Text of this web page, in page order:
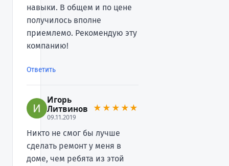
навыки. В общем и по цене
получилось вполне
приемлемо. Рекомендую эту
компанию!
Ответить
Игорь
Литвинов
09.11.2019
★★★★★
Никто не смог бы лучше
сделать ремонт у меня в
доме, чем ребята из этой